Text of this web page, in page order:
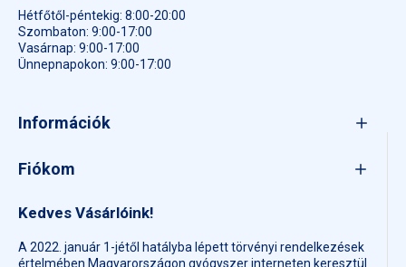
Hétfőtől-péntekig: 8:00-20:00
Szombaton: 9:00-17:00
Vasárnap: 9:00-17:00
Ünnepnapokon: 9:00-17:00
Információk
Fiókom
Kedves Vásárlóink!
A 2022. január 1-jétől hatályba lépett törvényi rendelkezések
értelmében Magyarországon gyógyszer interneten keresztül